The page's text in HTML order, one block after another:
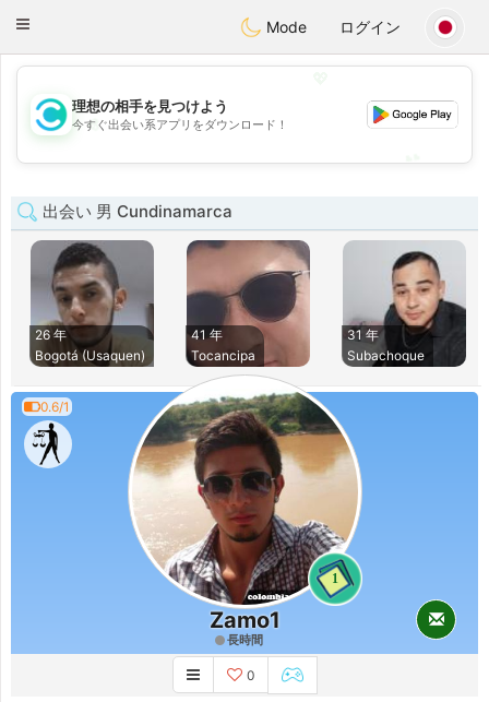
olombiaCitas
Toggle
Mode ログイン
💖
💕
理想の相手を見つけよう
今すぐ出会い系アプリをダウンロード！
出会い 男 Cundinamarca
26 年
Bogotá (Usaquen)
41 年
Tocancipa
31 年
Subachoque
0.6/1
1
Zamo1
長時間
0